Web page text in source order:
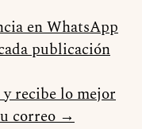
en WhatsApp
publicación
recibe lo mejor
correo →